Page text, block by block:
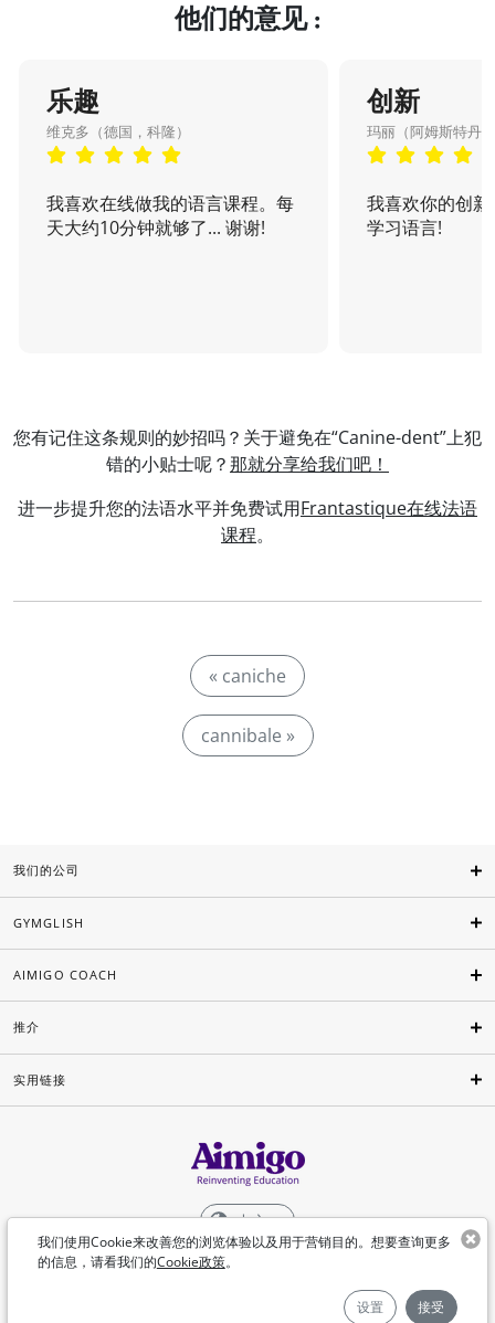
他们的意见 :
乐趣
维克多（德国，科隆）
我喜欢在线做我的语言课程。每
天大约10分钟就够了... 谢谢!
创新
玛丽（阿姆斯特丹
我喜欢你的创
学习语言!
您有记住这条规则的妙招吗？关于避免在“Canine-dent”上犯
错的小贴士呢？那就分享给我们吧！
进一步提升您的法语水平并免费试用Frantastique在线法语
课程。
« caniche
cannibale »
我们使用Cookie来改善您的浏览体验以及用于营销目的。想要查询更多
的信息，请看我们的Cookie政策。
设置 接受
我们的公司
GYMGLISH
AIMIGO COACH
推介
实用链接
中文
©Aimigo 2026